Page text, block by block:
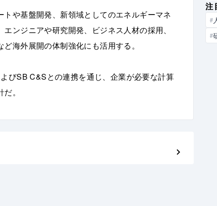
や基盤開発、新領域としてのエネルギーマネ
ンジニアや研究開発、ビジネス人材の採用、
海外展開の体制強化にも活用する。
びSB C&Sとの連携を通じ、企業が必要な計算
。
注
#
#